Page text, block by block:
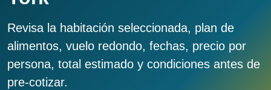
Revisa la habitación seleccionada, plan de
alimentos, vuelo redondo, fechas, precio por
persona, total estimado y condiciones antes de
pre-cotizar.